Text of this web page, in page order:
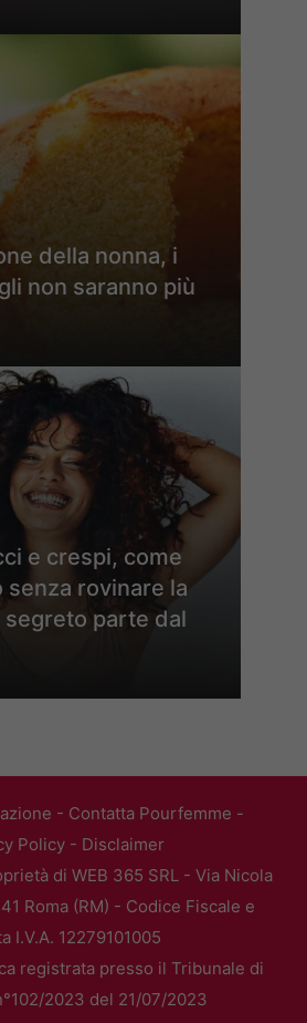
della nonna, i
non saranno più
e crespi, come
senza rovinare la
segreto parte dal
- Contatta Pourfemme -
Policy- Disclaimer
di WEB 365 SRL - Via Nicola
Roma (RM) - Codice Fiscale e
I.V.A. 12279101005
registrata presso il Tribunale di
2023 del 21/07/2023